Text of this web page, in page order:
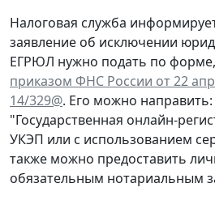
Налоговая служба
заявление об исключении
ЕГРЮЛ нужно подать по
приказом ФНС России от 22
14/329@. Его можно
"Государственная онлайн-
УКЭП или с использованием
также можно предоставить
обязательным нотариальным